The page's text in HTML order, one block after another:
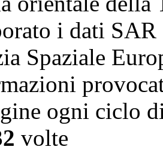
i dati
Spaziale
ogni ciclo
volte